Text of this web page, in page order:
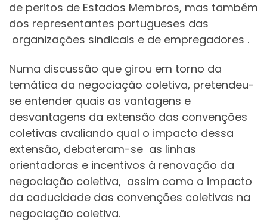
de peritos de Estados Membros, mas também
dos representantes portugueses das
organizações sindicais e de empregadores .
Numa discussão que girou em torno da
temática da negociação coletiva, pretendeu-
se entender quais as vantagens e
desvantagens da extensão das convenções
coletivas avaliando qual o impacto dessa
extensão, debateram-se as linhas
orientadoras e incentivos à renovação da
negociação coletiva, assim como o impacto
da caducidade das convenções coletivas na
negociação coletiva.